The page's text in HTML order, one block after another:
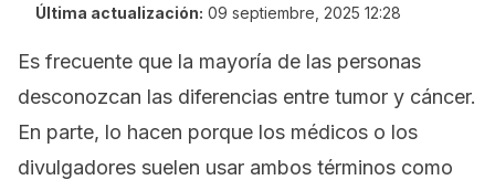
Última actualización: 09 septiembre, 2025 12:28
Es frecuente que la mayoría de las personas
desconozcan las diferencias entre tumor y cáncer.
En parte, lo hacen porque los médicos o los
divulgadores suelen usar ambos términos como